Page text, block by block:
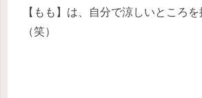
【もも】は、自分で涼しいところ
（笑）